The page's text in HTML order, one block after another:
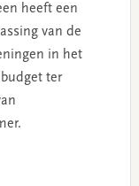
heeft een
van de
in het
ter